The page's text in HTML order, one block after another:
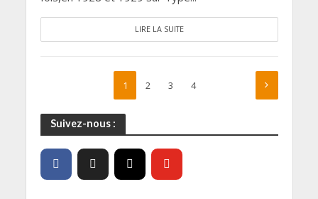
LIRE LA SUITE
1 2 3 4
Suivez-nous :